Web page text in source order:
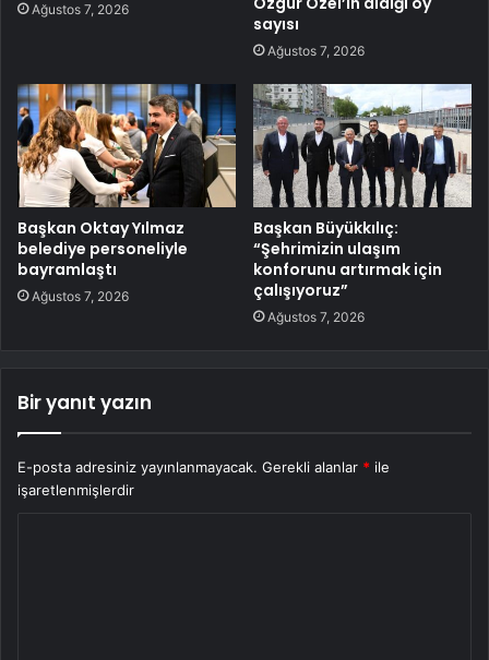
Ağustos 7, 2026
sayısı
Ağustos 7, 2026
Başkan Oktay Yılmaz
belediye personeliyle
bayramlaştı
Ağustos 7, 2026
Başkan Büyükkılıç:
“Şehrimizin ulaşım
konforunu artırmak için
çalışıyoruz”
Ağustos 7, 2026
Bir yanıt yazın
E-posta adresiniz yayınlanmayacak. Gerekli alanlar * ile
işaretlenmişlerdir